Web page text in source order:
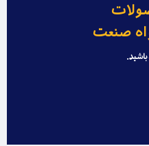
صنعت
باشید.